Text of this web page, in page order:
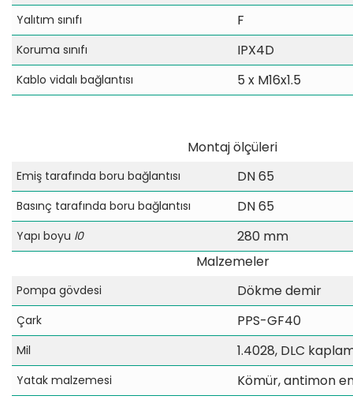
Yalıtım sınıfı F
Koruma sınıfı IPX4D
Kablo vidalı bağlantısı 5 x M16x1.5
Montaj ölçüleri
Emiş tarafında boru bağlantısı DN 65
Basınç tarafında boru bağlantısı DN 65
Yapı boyu l0
280 mm
Malzemeler
Pompa gövdesi Dökme demir
Çark PPS-GF40
Mil 1.4028, DLC
Yatak malzemesi Kömür, antimon